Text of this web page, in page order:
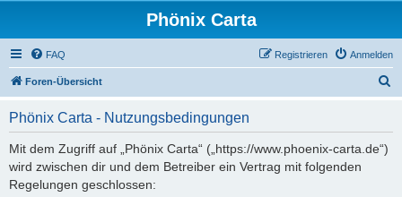
Phönix Carta
FAQ Anmelden
Registrieren
Foren-Übersicht
Phönix Carta - Nutzungsbedingungen
Mit dem Zugriff auf „Phönix Carta“ („https://www.phoenix-carta.de“)
wird zwischen dir und dem Betreiber ein Vertrag mit folgenden
Regelungen geschlossen: